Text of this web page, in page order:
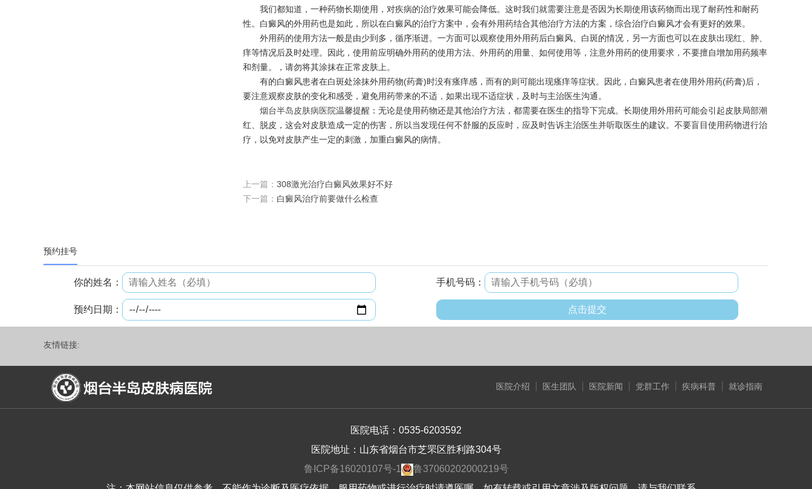
我们都知道，一种药物长期使用，对疾病的治疗效果可能会降低。这时我们就需要注意是否因为长期使用该药物而出现了耐药性和耐药
性。白癜风的外用药也是如此，所以在白癜风的治疗方案中，会有外用药结合其他治疗方法的方案，综合治疗白癜风才会有更好的效果。
外用药的使用方法一般是由少到多，循序渐进。一方面可以观察使用外用药后白癜风、白斑的情况，另一方面也可以在皮肤出现红、肿、
痒等情况后及时处理。因此，使用前应明确外用药的使用方法、外用药的用量、如何使用等，注意外用药的使用要求，不要擅自增加用药频率
和剂量。，请勿将其涂抹在正常皮肤上。
有的白癜风患者在白斑处涂抹外用药物(药膏)时没有瘙痒感，而有的则可能出现瘙痒等症状。因此，白癜风患者在使用外用药(药膏)后，
要注意观察皮肤的变化和感受，避免用药带来的不适，如果出现不适症状，及时与主治医生沟通。
烟台半岛皮肤病医院温馨提醒：无论是使用药物还是其他治疗方法，都需要在医生的指导下完成。长期使用外用药可能会引起皮肤局部潮
红、脱皮，这会对皮肤造成一定的伤害，所以当发现任何不舒服的反应时，应及时告诉主治医生并听取医生的建议。不要盲目使用药物进行治
疗，以免对皮肤产生一定的刺激，加重白癜风的病情。
上一篇： 308激光治疗白癜风效果好不好
下一篇： 白癜风治疗前要做什么检查
预约挂号
你的姓名： 手机号码：
预约日期：
友情链接:
医院介绍 医生团队 医院新闻 党群工作 疾病科普 就诊指南
医院电话：0535-6203592
医院地址：山东省烟台市芝罘区胜利路304号
鲁ICP备16020107号-1
鲁37060202000219号